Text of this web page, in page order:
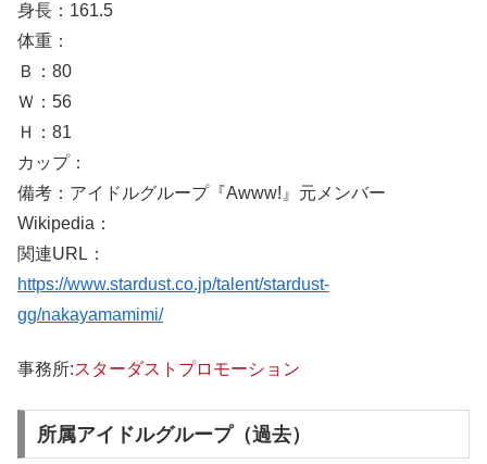
身長：161.5
体重：
Ｂ：80
Ｗ：56
Ｈ：81
カップ：
備考：アイドルグループ『Awww!』元メンバー
Wikipedia：
関連URL：
https://www.stardust.co.jp/talent/stardust-
gg/nakayamamimi/
事務所:スターダストプロモーション
所属アイドルグループ（過去）